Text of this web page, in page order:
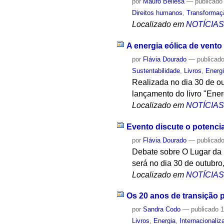
Direitos humanos,
Localizado em NOTÍCIAS
A energia eólica de vento
por Flávia Dourado —
Sustentabilidade
Livros
Realizada no dia 30 de
lançamento do livro
Localizado em NOTÍCIAS
Evento discute o
por Flávia Dourado —
Debate sobre O Lugar
será no dia 30 de
Localizado em NOTÍCIAS
Os 20 anos de transição
porSandra Codo — publicado
Livros, Energia,